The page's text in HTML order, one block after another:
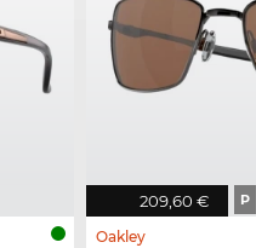
209,60 € P
Oakley